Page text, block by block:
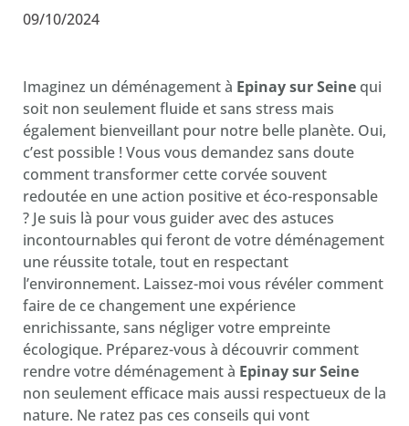
09/10/2024
Imaginez un déménagement à Epinay sur Seine qui
soit non seulement fluide et sans stress mais
également bienveillant pour notre belle planète. Oui,
c’est possible ! Vous vous demandez sans doute
comment transformer cette corvée souvent
redoutée en une action positive et éco-responsable
? Je suis là pour vous guider avec des astuces
incontournables qui feront de votre déménagement
une réussite totale, tout en respectant
l’environnement. Laissez-moi vous révéler comment
faire de ce changement une expérience
enrichissante, sans négliger votre empreinte
écologique. Préparez-vous à découvrir comment
rendre votre déménagement à Epinay sur Seine
non seulement efficace mais aussi respectueux de la
nature. Ne ratez pas ces conseils qui vont